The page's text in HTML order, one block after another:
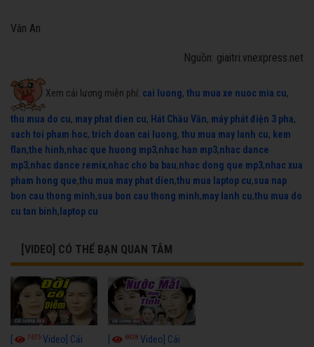
Vân An
Nguồn: giaitri.vnexpress.net
Xem cải lương miễn phí: cai luong, thu mua xe nuoc mia cu,
thu mua do cu, may phat dien cu, Hát Chầu Văn, máy phát điện 3 pha,
sach toi pham hoc, trich doan cai luong, thu mua may lanh cu, kem
flan,the hinh,nhac que huong mp3,nhac han mp3,nhac dance
mp3,nhac dance remix,nhac cho ba bau,nhac dong que mp3,nhac xua
pham hong que,thu mua may phat dien,thu mua laptop cu,sua nap
bon cau thong minh,sua bon cau thong minh,may lanh cu,thu mua do
cu tan binh, laptop cu
[VIDEO] CÓ THỂ BẠN QUAN TÂM
7675 Video] Cải
6928Video] Cải